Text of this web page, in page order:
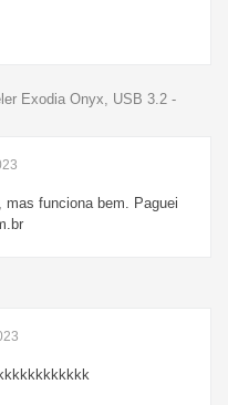
Exodia Onyx, USB 3.2 -
mas funciona bem. Paguei